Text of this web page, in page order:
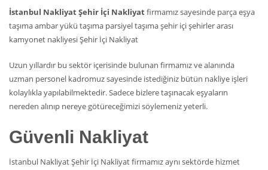
İstanbul Nakliyat Şehir İçi Nakliyatfirmamız sayesinde parça eşya
taşıma ambar yükü taşıma parsiyel taşıma şehir içi şehirler arası
kamyonet nakliyesi Şehir İçi Nakliyat
Uzun yıllardır bu sektör içerisinde bulunan firmamız ve alanında
uzman personel kadromuz sayesinde istediğiniz bütün nakliye işleri
kolaylıkla yapılabilmektedir. Sadece bizlere taşınacak eşyaların
nereden alınıp nereye götüreceğimizi söylemeniz yeterli.
Güvenli Nakliyat
İstanbul Nakliyat Şehir İçi Nakliyat firmamız aynı sektörde hizmet